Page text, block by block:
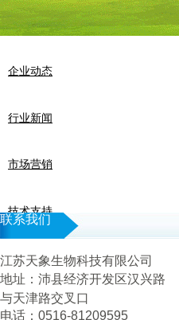
新闻分类
联系我们
江苏天象生物科技有限公司
地址： 沛县经济开发区汉兴路
与天津路交叉口
电话：0516-81209595
企业动态
行业新闻
市场营销
技术支持